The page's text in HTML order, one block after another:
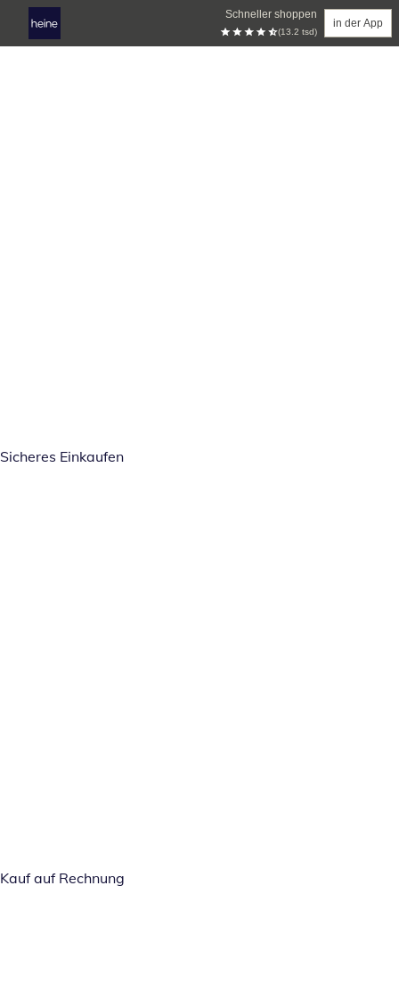
Schneller shoppen
(13.2 tsd)
in der App
Sicheres Einkaufen
Kauf auf Rechnung